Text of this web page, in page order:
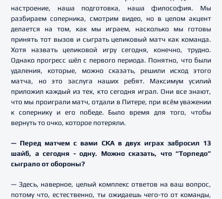
настроение, наша подготовка, наша философия. Мы
разбираем соперника, смотрим видео, но в целом акцент
делается на том, как мы играем, насколько мы готовы
принять тот вызов и сыграть целиковый матч как команда.
Хотя назвать целиковой игру сегодня, конечно, трудно.
Однако прогресс шёл с первого периода. Понятно, что были
удаления, которые, можно сказать, решили исход этого
матча, но это заслуга наших ребят. Максимум усилий
приложил каждый из тех, кто сегодня играл. Они все знают,
что мы проиграли матч, отдали в Питере, при всём уважении
к сопернику и его победе. Было время для того, чтобы
вернуть то очко, которое потеряли.
— Перед матчем с вами СКА в двух играх забросил 13
шайб, а сегодня - одну. Можно сказать, что “Торпедо”
сыграло от обороны?
— Здесь, наверное, целый комплекс ответов на ваш вопрос,
потому что, естественно, ты ожидаешь чего-то от команды,